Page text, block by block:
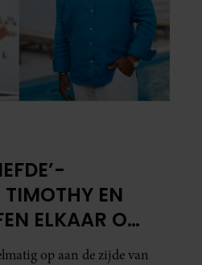
EN
ELKAAR OP
op aan de zijde van